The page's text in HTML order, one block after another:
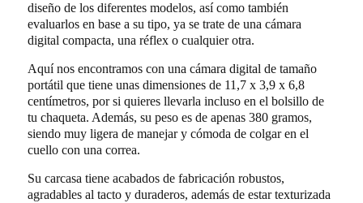
diseño de los diferentes modelos, así como también
evaluarlos en base a su tipo, ya se trate de una cámara
digital compacta, una réflex o cualquier otra.
Aquí nos encontramos con una cámara digital de tamaño
portátil que tiene unas dimensiones de 11,7 x 3,9 x 6,8
centímetros, por si quieres llevarla incluso en el bolsillo de
tu chaqueta. Además, su peso es de apenas 380 gramos,
siendo muy ligera de manejar y cómoda de colgar en el
cuello con una correa.
Su carcasa tiene acabados de fabricación robustos,
agradables al tacto y duraderos, además de estar texturizada